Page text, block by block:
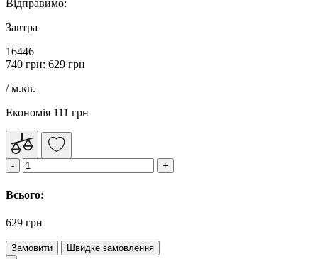
Відправимо:
Завтра
16446
740 грн: 629 грн
/ м.кв.
Економія 111 грн
Всього:
629 грн
Замовити Швидке замовлення